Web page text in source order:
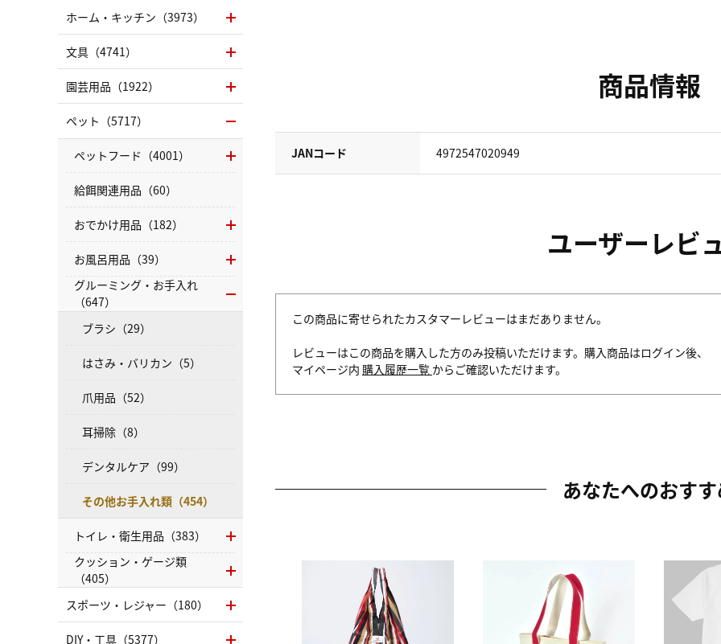
商品情報
JANコード 4972547020949
ユーザーレビ
この商品に寄せられたカスタマーレビューはまだありません。
レビューはこの商品を購入した方のみ投稿いただけます。購入商品はログイン後、
マイページ内 購入履歴一覧 からご確認いただけます。
あなたへのおす
ホーム・キッチン（3973）
文具（4741）
園芸用品（1922）
ペット（5717）
ペットフード（4001）
給餌関連用品（60）
おでかけ用品（182）
お風呂用品（39）
グルーミング・お手入れ
（647）
ブラシ（29）
はさみ・バリカン（5）
爪用品（52）
耳掃除（8）
デンタルケア（99）
その他お手入れ類（454）
トイレ・衛生用品（383）
クッション・ゲージ類
（405）
スポーツ・レジャー（180）
DIY・工具（5377）